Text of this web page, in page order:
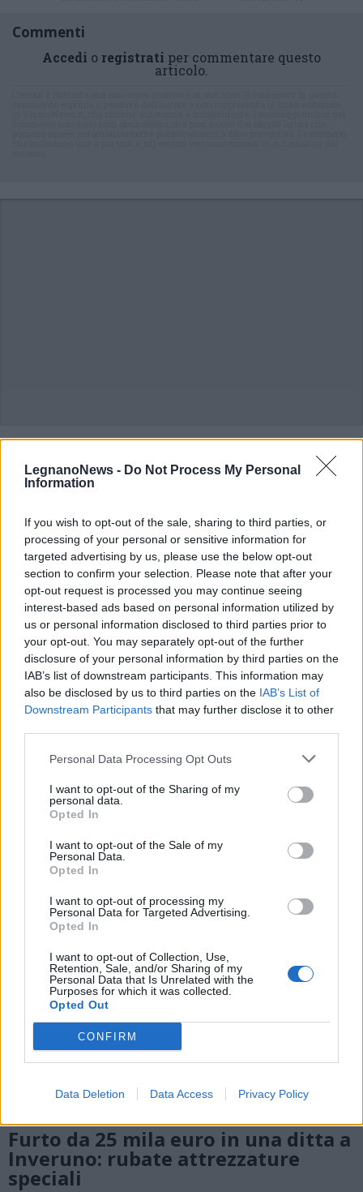
LegnanoNews - Do Not Process My Personal
Information
If you wish to opt-out of the sale, sharing to third parties, or
processing of your personal or sensitive information for
targeted advertising by us, please use the below opt-out
section to confirm your selection. Please note that after your
opt-out request is processed you may continue seeing
interest-based ads based on personal information utilized by
us or personal information disclosed to third parties prior to
your opt-out. You may separately opt-out of the further
disclosure of your personal information by third parties on the
IAB’s list of downstream participants. This information may
also be disclosed by us to third parties on the IAB’s List of
Downstream Participants that may further disclose it to other
Personal Data Processing Opt Outs
I want to opt-out of the Sharing of my
personal data.
Opted In
I want to opt-out of the Sale of my
Personal Data.
Opted In
I want to opt-out of processing my
Personal Data for Targeted Advertising.
Opted In
I want to opt-out of Collection, Use,
Retention, Sale, and/or Sharing of my
Personal Data that Is Unrelated with the
Purposes for which it was collected.
Opted Out
CONFIRM
Data Deletion Data Access Privacy Policy
Commenti
Accedi o registrati per commentare questo
articolo.
Piano Metropolitano di Protezione
Civile, incontro a Inveruno con
sindaci e amministratori dell’Alto
Milanese
Furto da 25 mila euro in una ditta a
Inveruno: rubate attrezzature
speciali